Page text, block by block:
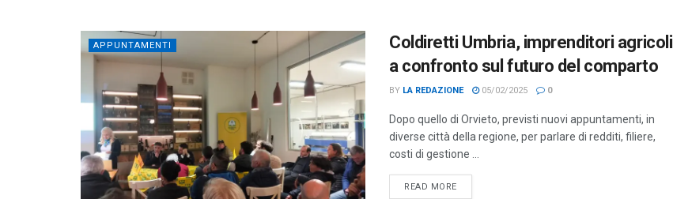
APPUNTAMENTI
Coldiretti Umbria, imprenditori agricoli
a confronto sul futuro del comparto
BY LA REDAZIONE 05/02/2025 0
Dopo quello di Orvieto, previsti nuovi appuntamenti, in
diverse città della regione, per parlare di redditi, filiere,
costi di gestione ...
READ MOREDETAILS